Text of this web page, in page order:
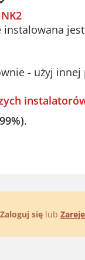
instalowana
- użyj
.
Zaloguj się lub